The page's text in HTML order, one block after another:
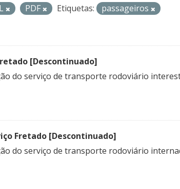
PDF Etiquetas:
passageiros
[Descontinuado]
do serviço de transporte rodoviário
Fretado [Descontinuado]
do serviço de transporte rodoviário